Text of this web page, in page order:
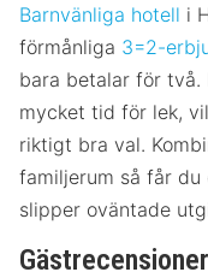
Barnvänliga hotell i
förmånliga 3=2-
bara betalar för två.
mycket tid för lek,
riktigt bra val.
familjerum så får
slipper oväntade
Gästrecensioner